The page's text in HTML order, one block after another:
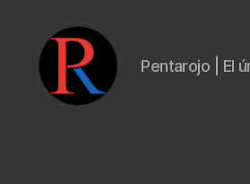
Pentarojo | El